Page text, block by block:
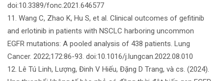
doi:10.3389/fonc.2021.646577
11. Wang C, Zhao K, Hu S, et al. Clinical outcomes of gefitinib
and erlotinib in patients with NSCLC harboring uncommon
EGFR mutations: A pooled analysis of 438 patients. Lung
Cancer. 2022;172:86-93. doi:10.1016/j.lungcan.2022.08.010
12. Lê Tú Linh, Lượng, Đinh V Hiếu, Đặng D Trang, và cs. (2024).